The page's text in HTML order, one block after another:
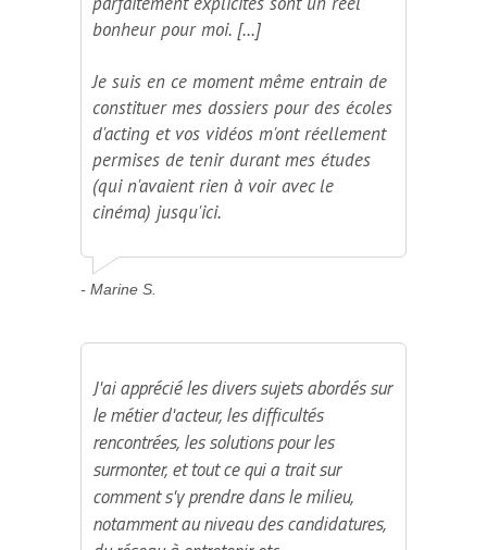
bonheur pour moi. [...]
Je suis en ce moment même entrain de
constituer mes dossiers pour des écoles
d'acting et vos vidéos m'ont réellement
permises de tenir durant mes études
(qui n'avaient rien à voir avec le
cinéma) jusqu'ici.
- Marine S.
J'ai apprécié les divers sujets abordés sur
le métier d'acteur, les difficultés
rencontrées, les solutions pour les
surmonter, et tout ce qui a trait sur
comment s'y prendre dans le milieu,
notamment au niveau des candidatures,